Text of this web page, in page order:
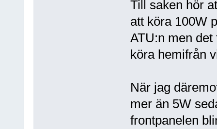
Till saken hör
att köra 100W
ATU:n men
köra hemifrån
När jag
mer än 5W
frontpanelen